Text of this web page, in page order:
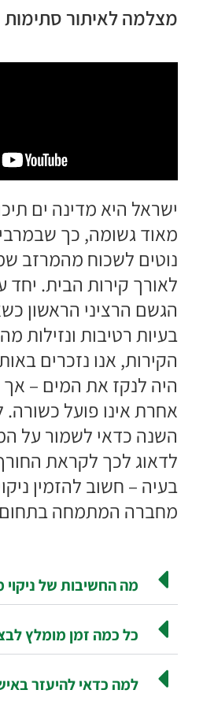
מצלמה לאיתור סתימות
ישראל היא מדינה ים
מאוד גשומה, כך
נוטים לשכוח מהמרזב
לאורך קירות הבית.
הגשם הרציני הראשון
בעיות רטיבות ונזילות
הקירות, אנו נזכרים
היה לנקז את המים – אך
אחרת אינו פועל כשורה.
השנה כדאי לשמור על
לדאוג לכך לקראת
בעיה – חשוב להזמין
מחברה המתמחה
מה החשיבות של ניקוי
כל כמה זמן מומלץ
למה כדאי להיעזר